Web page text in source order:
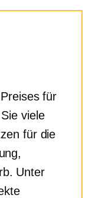
für
viele
für die
Unter